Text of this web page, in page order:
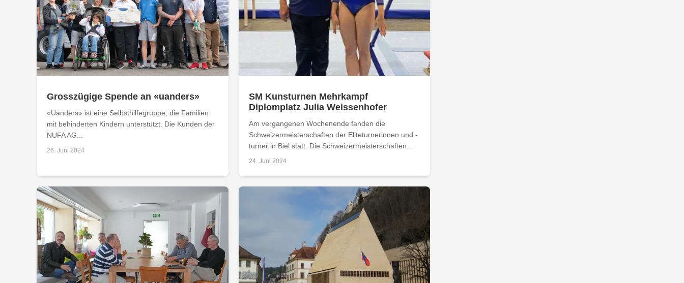
Grosszügige Spende an «uanders»
«Uanders» ist eine Selbsthilfegruppe, die Familien
mit behinderten Kindern unterstützt. Die Kunden der
NUFA AG...
26. Juni 2024
SM Kunsturnen Mehrkampf
Diplomplatz Julia Weissenhofer
Am vergangenen Wochenende fanden die
Schweizermeisterschaften der Eliteturnerinnen und -
turner in Biel statt. Die Schweizermeisterschaften...
24. Juni 2024